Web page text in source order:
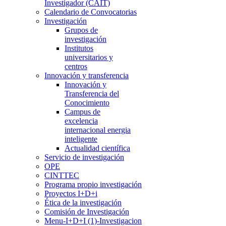
Investigador (CAIT)
Calendario de Convocatorias
Investigación
Grupos de
investigación
Institutos
universitarios y
centros
Innovación y transferencia
Innovación y
Transferencia del
Conocimiento
Campus de
excelencia
internacional energia
inteligente
Actualidad científica
Servicio de investigación
OPE
CINTTEC
Programa propio investigación
Proyectos I+D+i
Ética de la investigación
Comisión de Investigación
Menu-I+D+I (1)-Investigacion